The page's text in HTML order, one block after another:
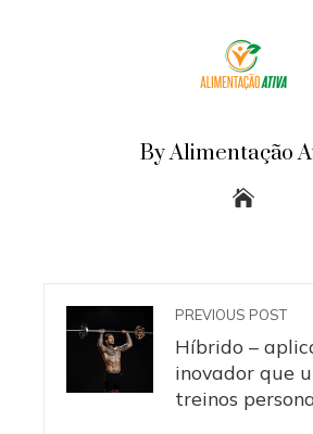
By Alimentação
PREVIOUS POST
Híbrido –
inovador que
treinos